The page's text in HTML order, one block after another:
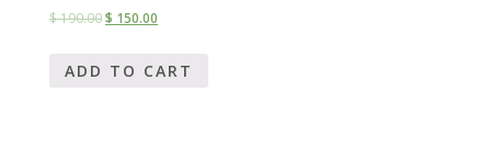
$190.00$ 150.00
ADD TO CART